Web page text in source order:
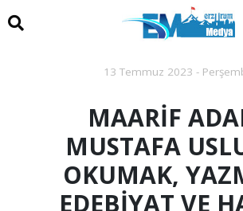
13 Temmuz 2023 -
MAARİF
MUSTAFA
OKUMAK,
EDEBİYAT VE